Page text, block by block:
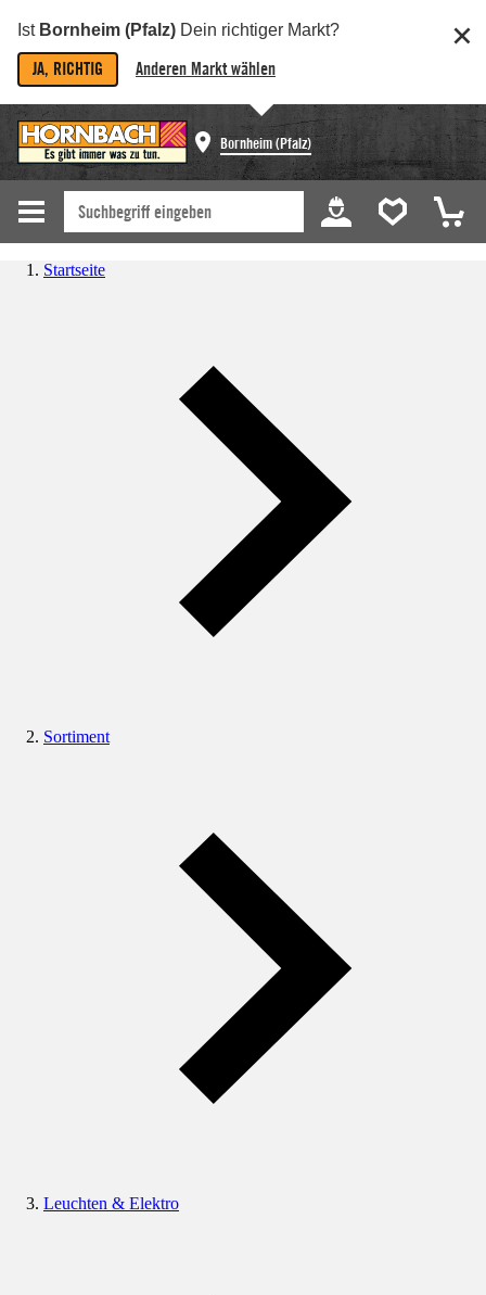
Ist Bornheim (Pfalz) Dein richtiger Markt?
JA, RICHTIG Anderen Markt wählen
Bornheim (Pfalz)
Startseite
Sortiment
Leuchten & Elektro